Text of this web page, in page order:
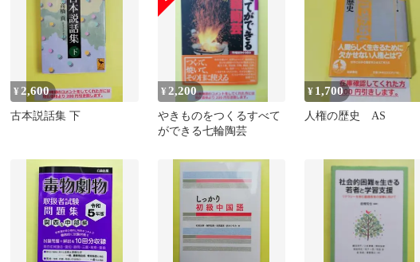
¥2,600
古本説話集 下
¥2,200
やきものをつくるすべて
ができる七輪陶芸
¥ 1,700
人権の歴史 AS